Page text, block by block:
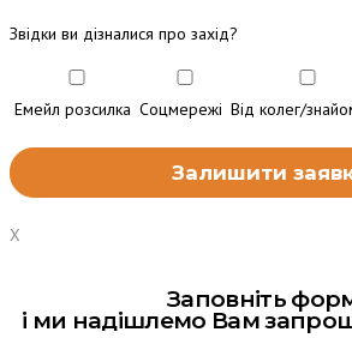
Звідки ви дізналися про захід?
Емейл розсилка Соцмережі Від колег/
X
Заповніть
і ми надішлемо Вам